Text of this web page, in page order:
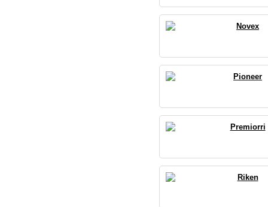
Novex
Pioneer
Premiorri
Riken